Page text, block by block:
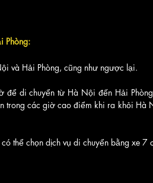
Phòng:
và Hải Phòng, cũng như ngược lại.
di chuyển từ Hà Nội đến Hải
trong các giờ cao điểm khi ra khỏi Hà
thể chọn dịch vụ di chuyển bằng xe 7